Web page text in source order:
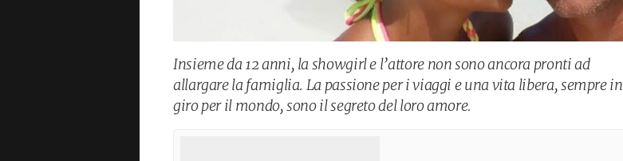
Insieme da 12 anni, la showgirl e l’attore non sono ancora pronti ad
allargare la famiglia. La passione per i viaggi e una vita libera, sempre in
giro per il mondo, sono il segreto del loro amore.